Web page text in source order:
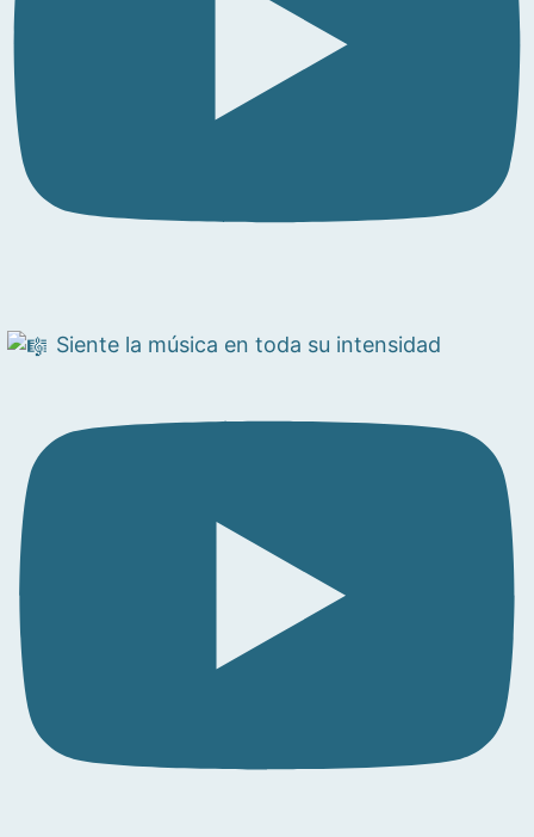
Siente la música en toda su intensidad